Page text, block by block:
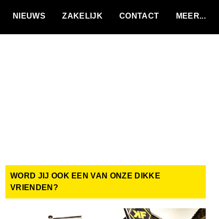
NIEUWS ZAKELIJK CONTACT
WORD JIJ OOK EEN VAN ONZE DIKKE
VRIENDEN?